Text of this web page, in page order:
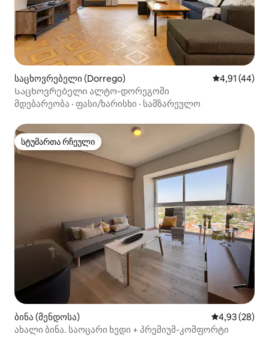
საცხოვრებელი (Dorrego) საშუალო
4,91 (44)
Საცხოვრებელი ალტო-დორეგოში
მდებარეობა · ფასი/ხარისხი · სამზარეულო
სტუმართა რჩეული
სტუმართა რჩეული
ბინა (მენდოსა) საშუალო
4,93 (28)
ახალი ბინა. საოცარი ხედი + პრემიუმ-კომფორტი